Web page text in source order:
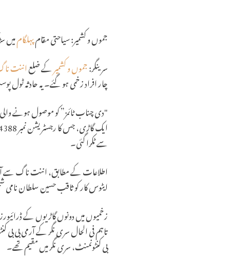
جموں و کشمیر: سیاحتی مقامپہلگاممیں
سرینگر:جموں و کشمیرکے ضلعاننت
چار افراد زخمی ہو گئے۔ یہ حادثہ
سے ٹکرا گئی۔
اطلاعات کے مطابق، اننت ناگ سے
ایٹوس کار کو ثاقب حسین سلطان نامی
زخمیوں میں دونوں گاڑیوں کے
تاہم فی الحال سری نگر کے آرمی بی
بی کنٹونمنٹ، سری نگر میں مقیم تھے۔